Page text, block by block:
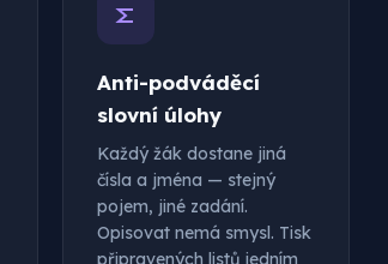
Anti-podváděcí
slovní úlohy
Každý žák dostane jiná
čísla a jména — stejný
pojem, jiné zadání.
Opisovat nemá smysl. Tisk
připravených listů jedním